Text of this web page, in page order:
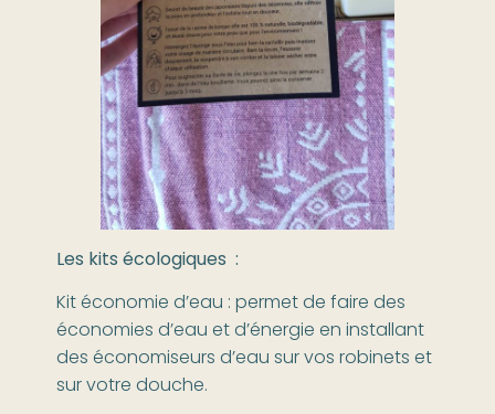
Les kits écologiques :
Kit économie d’eau : permet de faire des
économies d’eau et d’énergie en installant
des économiseurs d’eau sur vos robinets et
sur votre douche.